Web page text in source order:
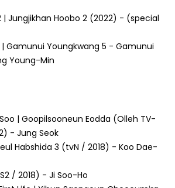
Jungjikhan Hoobo 2 (2022) - (special
Gamunui Youngkwang 5 - Gamunui
Young-Min
| Goopilsooneun Eodda (Olleh TV-
- Jung Seok
Habshida 3 (tvN / 2018) - Koo Dae-
/ 2018) - Ji Soo-Ho